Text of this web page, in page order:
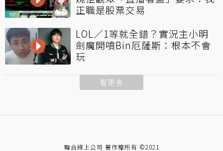
正職是股票交易
LOL／1等就全錯？實況主小明
劍魔開噴Bin厄薩斯：根本不會
玩
看更多
聯合線上公司 著作權所有 ©2021